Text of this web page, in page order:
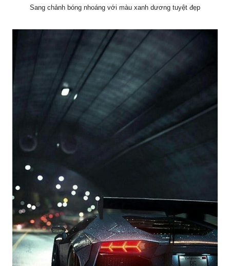
Sang chảnh bóng nhoáng với màu xanh dương tuyệt đẹp